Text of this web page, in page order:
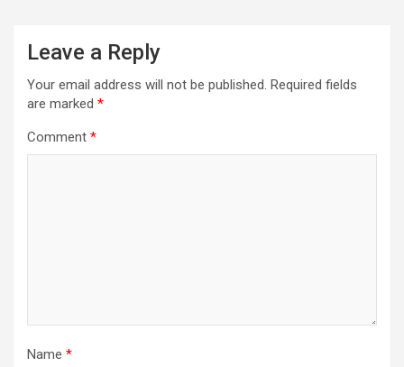
Leave a Reply
Your email address will not be published. Required fields
are marked *
Comment *
Name *